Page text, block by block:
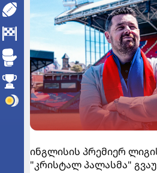
ინგლისის პრემიერ
"კრისტალ პალასმა"